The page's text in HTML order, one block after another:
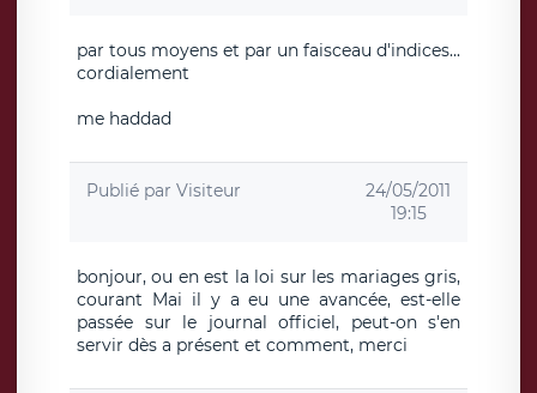
par tous moyens et par un faisceau d'indices...
cordialement
me haddad
Publié par Visiteur
24/05/2011
19:15
bonjour, ou en est la loi sur les mariages gris,
courant Mai il y a eu une avancée, est-elle
passée sur le journal officiel, peut-on s'en
servir dès a présent et comment, merci